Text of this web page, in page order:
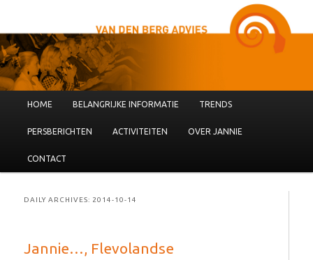
Skip to primary content
Skip to secondary content
HOME BELANGRIJKE INFORMATIE TRENDS
PERSBERICHTEN ACTIVITEITEN OVER JANNIE
CONTACT
DAILY ARCHIVES: 2014-10-14
Jannie…, Flevolandse